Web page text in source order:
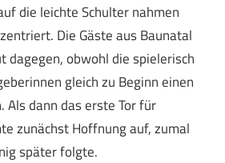
die leichte Schulter nahmen
Die Gäste aus Baunatal
dagegen, obwohl die spielerisch
gleich zu Beginn einen
dann das erste Tor für
zunächst Hoffnung auf, zumal
später folgte.